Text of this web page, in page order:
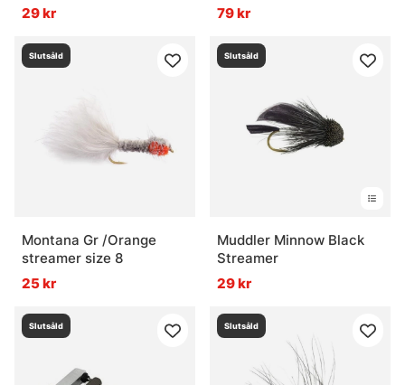
29 kr
79 kr
Slutsåld
Montana Gr /Orange
streamer size 8
25 kr
Slutsåld
Muddler Minnow Black
Streamer
29 kr
Slutsåld Slutsåld